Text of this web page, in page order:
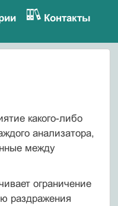
Контакты
какого-либо
анализатора,
между
ограничение
раздражения